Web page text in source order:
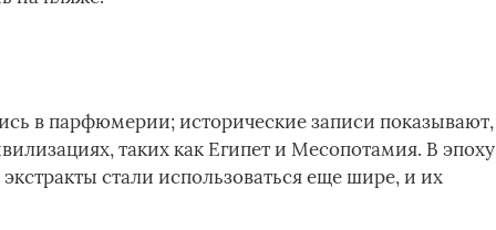
в парфюмерии; исторические записи показывают,
таких как Египет и Месопотамия. В эпоху
стали использоваться еще шире, и их